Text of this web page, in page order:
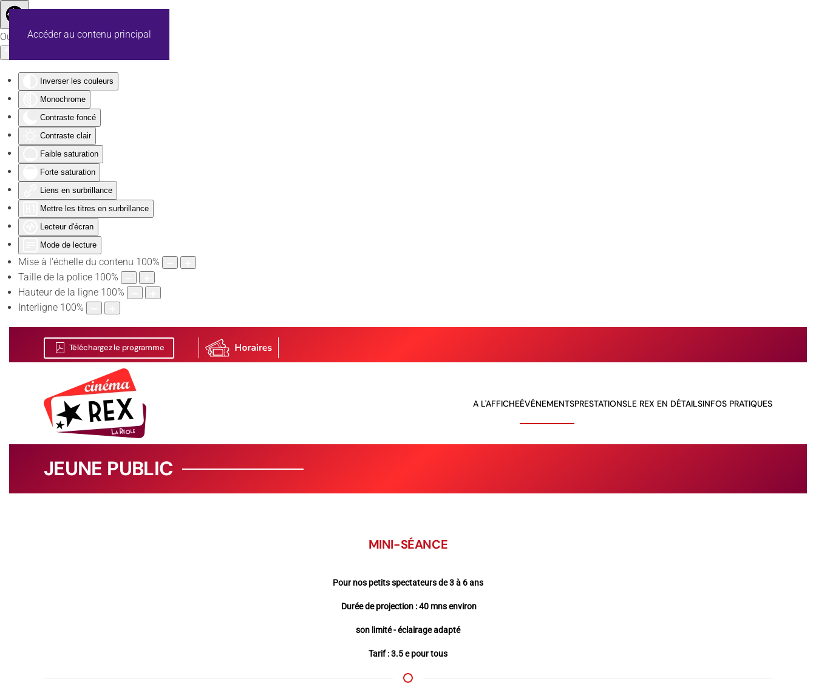
Outils d'accessibilité
Inverser les couleurs
Monochrome
Contraste foncé
Contraste clair
Faible saturation
Forte saturation
Liens en surbrillance
Mettre les titres en surbrillance
Lecteur d'écran
Mode de lecture
Mise à l'échelle du contenu 100%
Taille de la police 100%
Hauteur de la ligne 100%
Interligne 100%
Accéder au contenu principal
Téléchargez le programme
A L'AFFICHEÉVÉNEMENTSPRESTATIONSLE REX EN DÉTAILSINFOS PRATIQUES
JEUNE PUBLIC
MINI-SÉANCE
Pour nos petits spectateurs de 3 à 6 ans
Durée de projection : 40 mns environ
son limité - éclairage adapté
Tarif : 3.5 e pour tous